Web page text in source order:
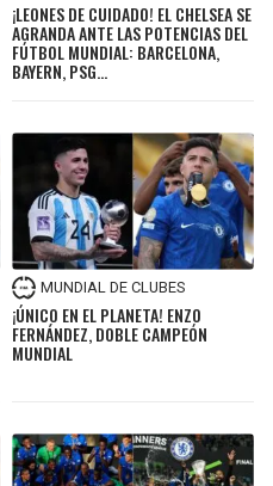
¡LEONES DE CUIDADO! EL CHELSEA SE
AGRANDA ANTE LAS POTENCIAS DEL
FÚTBOL MUNDIAL: BARCELONA,
BAYERN, PSG...
MUNDIAL DE CLUBES
¡ÚNICO EN EL PLANETA! ENZO
FERNÁNDEZ, DOBLE CAMPEÓN
MUNDIAL